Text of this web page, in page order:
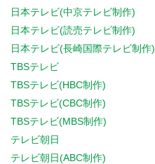
日本テレビ(中京テレビ制作)
日本テレビ(読売テレビ制作)
日本テレビ(長崎国際テレビ制作)
TBSテレビ
TBSテレビ(HBC制作)
TBSテレビ(CBC制作)
TBSテレビ(MBS制作)
テレビ朝日
テレビ朝日(ABC制作)